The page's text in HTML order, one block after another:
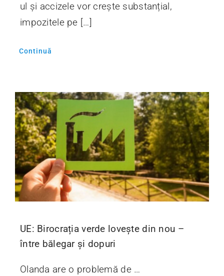
ul și accizele vor crește substanțial,
impozitele pe […]
Continuă
UE: Birocrația verde lovește din nou –
între bălegar și dopuri
Olanda are o problemă de …